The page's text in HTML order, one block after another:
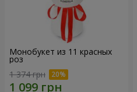
Монобукет из 11 красных
роз
1 374 грн